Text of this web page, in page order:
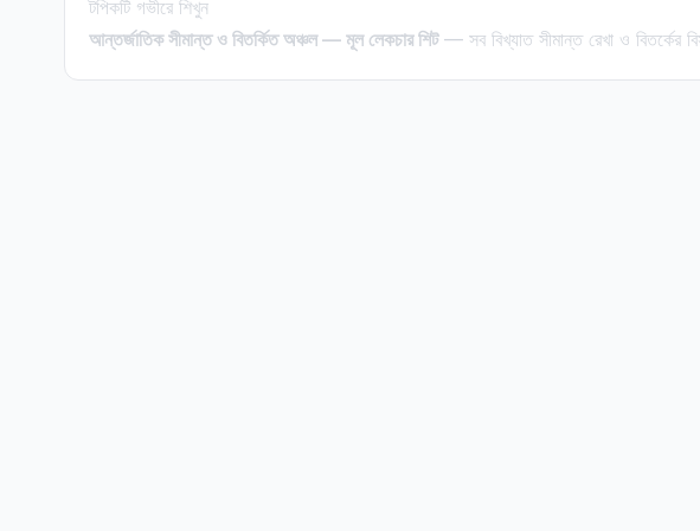
টপিকটি গভীরে শিখুন
আন্তর্জাতিক সীমান্ত ও বিতর্কিত অঞ্চল — মূল লেকচার শিট— সব বিখ্যাত সীমান্ত রেখা ও বিতর্কের